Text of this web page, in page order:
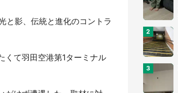
と影、伝統と進化のコントラ
くて羽田空港第1ターミナル